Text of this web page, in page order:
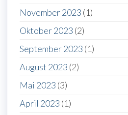
November 2023 (1)
Oktober 2023 (2)
September 2023 (1)
August 2023 (2)
Mai 2023 (3)
April 2023 (1)